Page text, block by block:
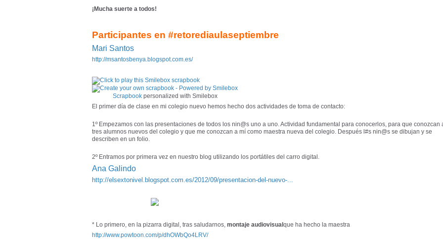
¡Mucha suerte a todos!
Participantes en #retorediaulaseptiembre
Mari Santos
http://msantosbenya.blogspot.com.es/
Scrapbookpersonalized with Smilebox
El primer día de clase en mi colegio nuevo hemos hecho dos actividades de toma de contacto:
1º Empezamos con las presentaciones de todos los nin@s uno a uno. Actividad fundamental para conocerlos, para que conozcan
tres alumnos nuevos del colegio y que me conozcan a mí como maestra nueva del colegio. Después l#s nin@s se dibujan y se
describen en un folio.
2º Entramos por primera vez en nuestro blog utilizando los portátiles del carro digital.
Ana Galindo
http://elsextonivel.blogspot.com.es/2012/09/presentacion-del-nuevo-...
* Lo primero, en la pizarra digital, tras saludarnos, montaje audiovisual que ha hecho la maestra
http://www.powtoon.com/p/dhOWbQo4LRV/